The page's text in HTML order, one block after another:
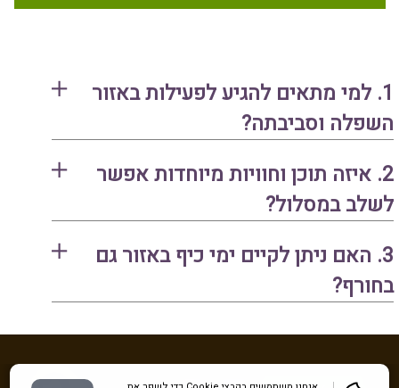
1. למי מתאים להגיע לפעילות באזור
השפלה וסביבתה?
2. איזה תוכן וחוויות מיוחדות אפשר
לשלב במסלול?
3. האם ניתן לקיים ימי כיף באזור גם
בחורף?